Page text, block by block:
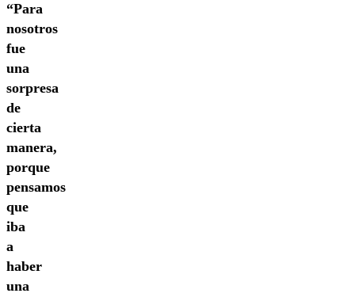
“Para
nosotros
fue
una
sorpresa
de
cierta
manera,
porque
pensamos
que
iba
a
haber
una